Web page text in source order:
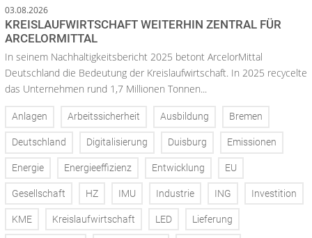
03.08.2026
KREISLAUFWIRTSCHAFT WEITERHIN ZENTRAL FÜR
ARCELORMITTAL
In seinem Nachhaltigkeitsbericht 2025 betont ArcelorMittal
Deutschland die Bedeutung der Kreislaufwirtschaft. In 2025 recycelte
das Unternehmen rund 1,7 Millionen Tonnen...
Anlagen Arbeitssicherheit Ausbildung Bremen
Deutschland Digitalisierung Duisburg Emissionen
Energie Energieeffizienz Entwicklung EU
Gesellschaft HZ IMU Industrie ING Investition
KME Kreislaufwirtschaft LED Lieferung